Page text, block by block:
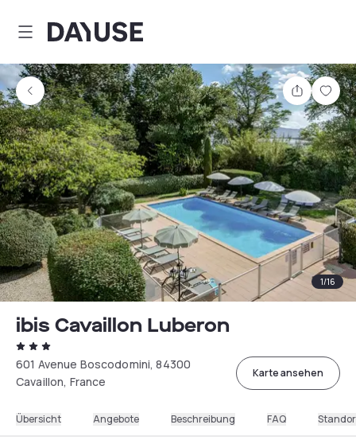
Dayuse
Teilen
1/16
ibis Cavaillon Luberon
601 Avenue Boscodomini, 84300
Cavaillon, France
Karte ansehen
Übersicht Angebote Beschreibung FAQ